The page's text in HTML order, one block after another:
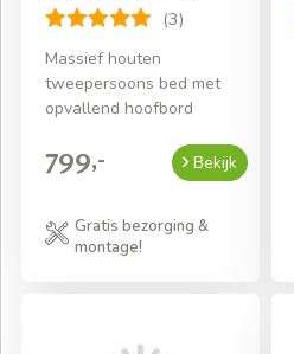
(3)
Massief houten
tweepersoons bed met
opvallend hoofbord
799,- Bekijk
Gratis bezorging &
montage!